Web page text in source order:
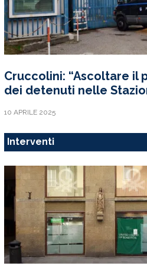
Cruccolini: “Ascoltare il
dei detenuti nelle
10 APRILE 2025
Interventi